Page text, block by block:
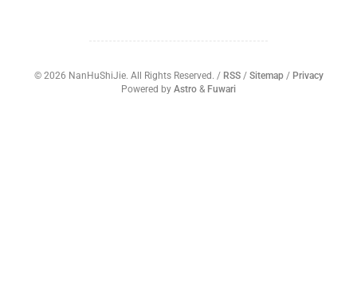
© 2026 NanHuShiJie. All Rights Reserved. / RSS/ Sitemap/ Privacy
Powered by Astro & Fuwari